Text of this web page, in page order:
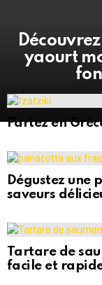
yaourt
Partez en
Dégustez une
saveurs
Tartare de
facile et